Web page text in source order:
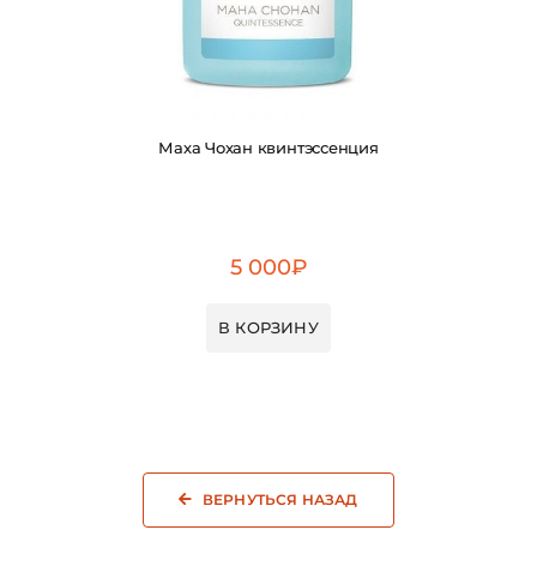
Маха Чохан квинтэссенция
5 000₽
В КОРЗИНУ
ВЕРНУТЬСЯ НАЗАД